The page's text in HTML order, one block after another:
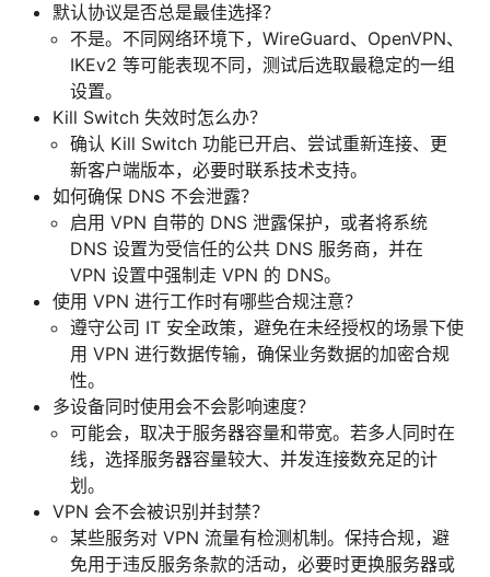
默认协议是否总是最佳选择？
不是。不同网络环境下，WireGuard、OpenVPN、
IKEv2 等可能表现不同，测试后选取最稳定的一组
设置。
Kill Switch 失效时怎么办？
确认 Kill Switch 功能已开启、尝试重新连接、更
新客户端版本，必要时联系技术支持。
如何确保 DNS 不会泄露？
启用 VPN 自带的 DNS 泄露保护，或者将系统
DNS 设置为受信任的公共 DNS 服务商，并在
VPN 设置中强制走 VPN 的 DNS。
使用 VPN 进行工作时有哪些合规注意？
遵守公司 IT 安全政策，避免在未经授权的场景下使
用 VPN 进行数据传输，确保业务数据的加密合规
性。
多设备同时使用会不会影响速度？
可能会，取决于服务器容量和带宽。若多人同时在
线，选择服务器容量较大、并发连接数充足的计
划。
VPN 会不会被识别并封禁？
某些服务对 VPN 流量有检测机制。保持合规，避
免用于违反服务条款的活动，必要时更换服务器或